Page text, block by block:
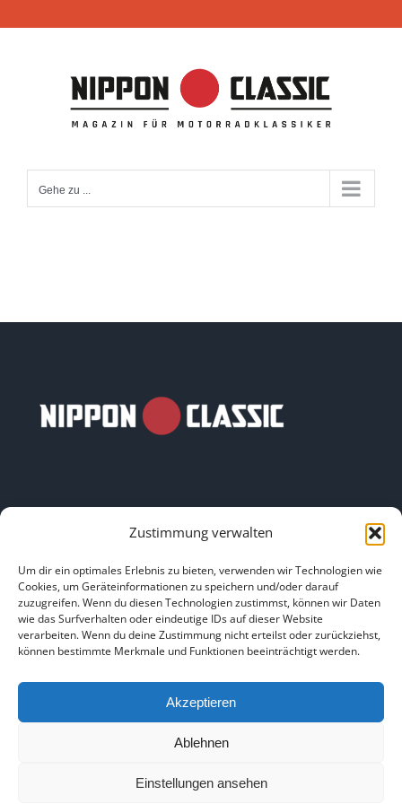
Zustimmung verwalten
Um dir ein optimales Erlebnis zu bieten, verwenden wir Technologien wie
Cookies, um Geräteinformationen zu speichern und/oder darauf
zuzugreifen. Wenn du diesen Technologien zustimmst, können wir Daten
wie das Surfverhalten oder eindeutige IDs auf dieser Website
verarbeiten. Wenn du deine Zustimmung nicht erteilst oder zurückziehst,
können bestimmte Merkmale und Funktionen beeinträchtigt werden.
Akzeptieren
Ablehnen
Einstellungen ansehen
Inhalt
Gehe zu ...
HOME|ÜBER UNS|IMPRESSUM |DATENSCHUTZ
BILDNACHWEISE
Copyright 2025